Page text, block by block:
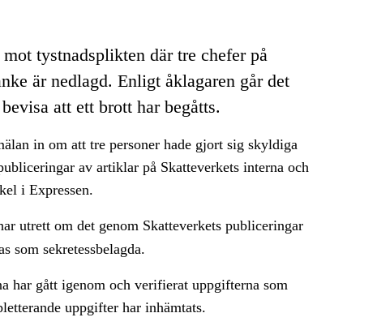
tystnadsplikten där tre chefer på
är nedlagd. Enligt åklagaren går det
att ett brott har begåtts.
in om att tre personer hade gjort sig skyldiga
av artiklar på Skatteverkets interna och
i Expressen.
utrett om det genom Skatteverkets publiceringar
som sekretessbelagda.
har gått igenom och verifierat uppgifterna som
uppgifter har inhämtats.